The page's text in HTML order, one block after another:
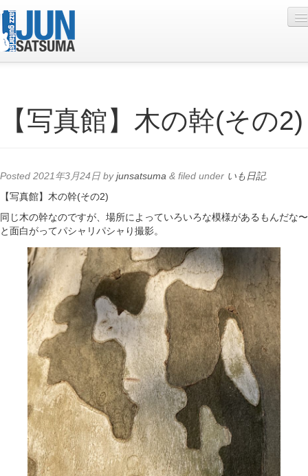
Live Schedule
Photo
Contact
YouTube
Online Lesson
【写真館】木の幹(その2)
Posted 2021年3月24日 byjunsatsuma & filed under いも日記.
【写真館】木の幹(その2)
同じ木の幹なのですが、場所によっていろいろな模様があるもんだな〜
と面白がってパシャリパシャり撮影。